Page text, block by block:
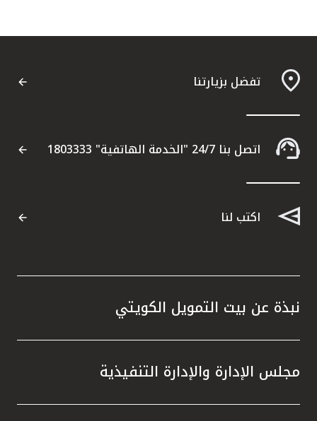
تفضل بزيارتنا
اتصل بنا 24/7 "الخدمة الهاتفية" 1803333
اكتب لنا
نبذة عن بيت التمويل الكويتي
مجلس الإدارة والإدارة التنفيذية